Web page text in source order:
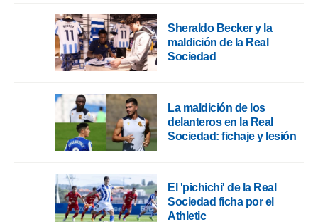
Sheraldo Becker y la
maldición de la Real
Sociedad
La maldición de los
delanteros en la Real
Sociedad: fichaje y lesión
El 'pichichi' de la Real
Sociedad ficha por el
Athletic